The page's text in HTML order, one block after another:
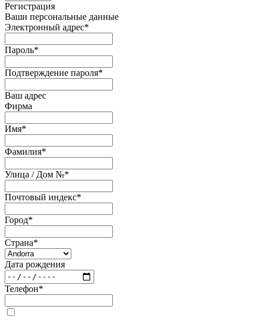
Регистрация
Ваши персональные данные
Электронный адрес*
Пароль*
Подтверждение пароля*
Ваш адрес
Фирма
Имя*
Фамилия*
Улица / Дом №*
Почтовый индекс*
Город*
Страна*
Дата рождения
Телефон*